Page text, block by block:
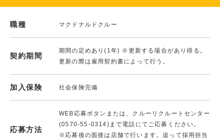
職種 マクドナルドクルー
契約期間
期間の定めあり(1年) ※更新する場合があり得る。
更新の際は雇用契約書によって行う。
加入保険 社会保険完備
応募方法
WEB応募ボタンまたは、クルーリクルートセンター
(0570-55-0314)まで電話にてご応募ください。
※応募後の面接は店舗で行います。追って採用担当